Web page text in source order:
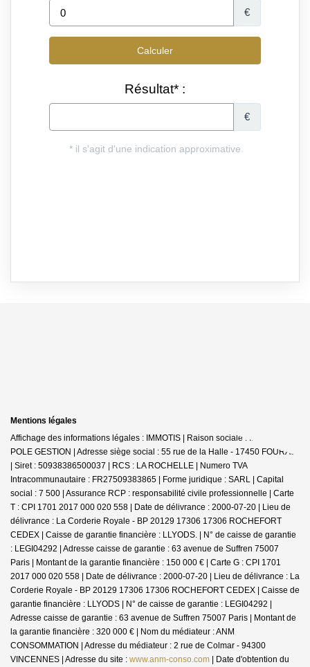
Mentions légales
Affichage des informations légales : IMMOTIS | Raison sociale : IMMOTIS
POLE GESTION | Adresse siège social : 55 rue de la Halle - 17450 FOURAS
| Siret : 50938386500037 | RCS : LA ROCHELLE | Numero TVA
Intracommunautaire : FR27509383865 | Forme juridique : SARL | Capital
social : 7 500 | Assurance RCP : responsabilité civile professionnelle | Carte
T : CPI 1701 2017 000 020 558 | Date de délivrance : 2000-07-20 | Lieu de
délivrance : La Corderie Royale - BP 20129 17306 17306 ROCHEFORT
CEDEX | Caisse de garantie financière : LLYODS. | N° de caisse de garantie
: LEGI04292 | Adresse caisse de garantie : 63 avenue de Suffren 75007
Paris | Montant de la garantie financière : 150 000 € | Carte G : CPI 1701
2017 000 020 558 | Date de délivrance : 2000-07-20 | Lieu de délivrance : La
Corderie Royale - BP 20129 17306 17306 ROCHEFORT CEDEX | Caisse de
garantie financière : LLYODS | N° de caisse de garantie : LEGI04292 |
Adresse caisse de garantie : 63 avenue de Suffren 75007 Paris | Montant de
la garantie financière : 320 000 € | Nom du médiateur : ANM
CONSOMMATION | Adresse du médiateur : 2 rue de Colmar - 94300
VINCENNES | Adresse du site : www.anm-conso.com | Date d'obtention du